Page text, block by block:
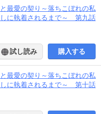
最愛の契り～落ちこぼれの私
に執着されるまで～ 第九話
試し読み 購入する
最愛の契り～落ちこぼれの私
に執着されるまで～ 第十話